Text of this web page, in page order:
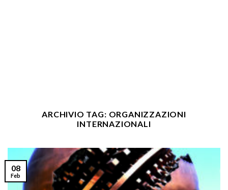
ARCHIVIO TAG: ORGANIZZAZIONI
INTERNAZIONALI
08
Feb